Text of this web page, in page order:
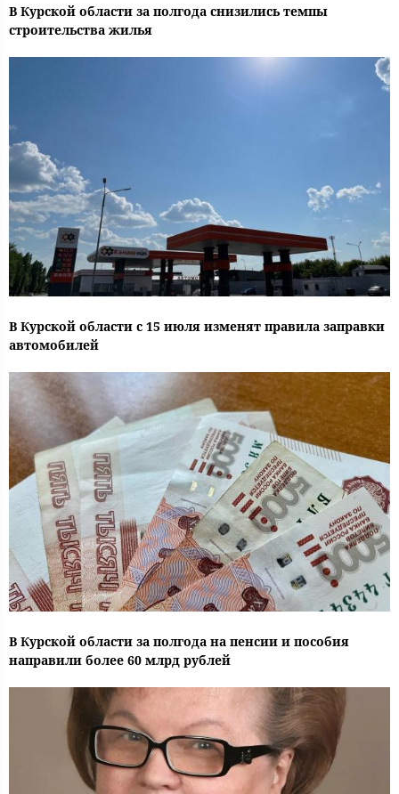
В Курской области за полгода снизились темпы
строительства жилья
В Курской области с 15 июля изменят правила заправки
автомобилей
В Курской области за полгода на пенсии и пособия
направили более 60 млрд рублей